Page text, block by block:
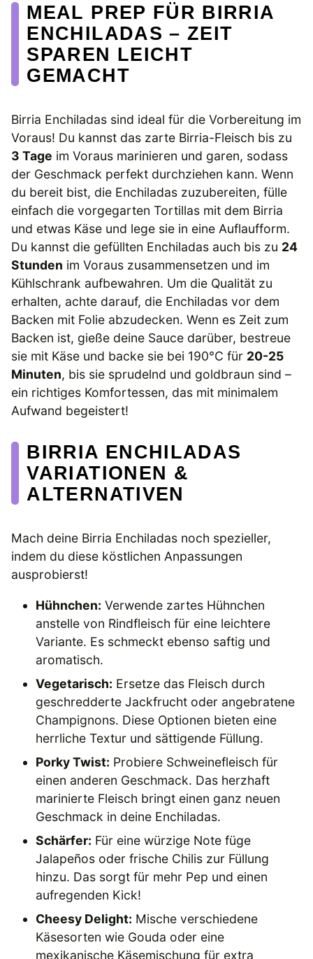
MEAL PREP FÜR BIRRIA
ENCHILADAS – ZEIT
SPAREN LEICHT
GEMACHT
Birria Enchiladas sind ideal für die Vorbereitung im
Voraus! Du kannst das zarte Birria-Fleisch bis zu
3 Tage im Voraus marinieren und garen, sodass
der Geschmack perfekt durchziehen kann. Wenn
du bereit bist, die Enchiladas zuzubereiten, fülle
einfach die vorgegarten Tortillas mit dem Birria
und etwas Käse und lege sie in eine Auflaufform.
Du kannst die gefüllten Enchiladas auch bis zu 24
Stunden im Voraus zusammensetzen und im
Kühlschrank aufbewahren. Um die Qualität zu
erhalten, achte darauf, die Enchiladas vor dem
Backen mit Folie abzudecken. Wenn es Zeit zum
Backen ist, gieße deine Sauce darüber, bestreue
sie mit Käse und backe sie bei 190°C für 20-25
Minuten, bis sie sprudelnd und goldbraun sind –
ein richtiges Komfortessen, das mit minimalem
Aufwand begeistert!
BIRRIA ENCHILADAS
VARIATIONEN &
ALTERNATIVEN
Mach deine Birria Enchiladas noch spezieller,
indem du diese köstlichen Anpassungen
ausprobierst!
Hühnchen: Verwende zartes Hühnchen
anstelle von Rindfleisch für eine leichtere
Variante. Es schmeckt ebenso saftig und
aromatisch.
Vegetarisch: Ersetze das Fleisch durch
geschredderte Jackfrucht oder angebratene
Champignons. Diese Optionen bieten eine
herrliche Textur und sättigende Füllung.
Porky Twist: Probiere Schweinefleisch für
einen anderen Geschmack. Das herzhaft
marinierte Fleisch bringt einen ganz neuen
Geschmack in deine Enchiladas.
Schärfer: Für eine würzige Note füge
Jalapeños oder frische Chilis zur Füllung
hinzu. Das sorgt für mehr Pep und einen
aufregenden Kick!
Cheesy Delight: Mische verschiedene
Käsesorten wie Gouda oder eine
mexikanische Käsemischung für extra